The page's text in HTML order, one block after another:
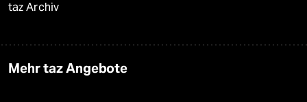
taz Archiv
Mehr taz Angebote